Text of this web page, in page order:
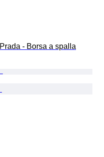
Prada - Borsa a spalla